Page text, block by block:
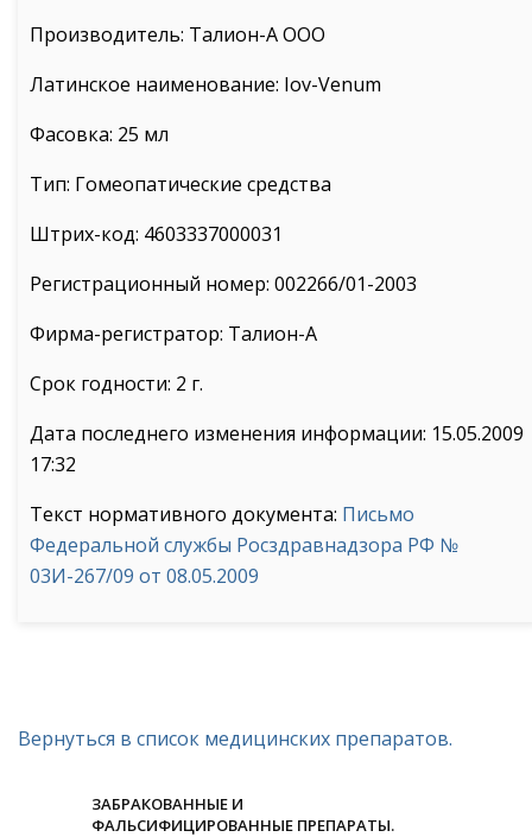
Производитель: Талион-А ООО
Латинское наименование: Iov-Venum
Фасовка: 25 мл
Тип: Гомеопатические средства
Штрих-код: 4603337000031
Регистрационный номер: 002266/01-2003
Фирма-регистратор: Талион-А
Срок годности: 2 г.
Дата последнего изменения информации: 15.05.2009
17:32
Текст нормативного документа: Письмо
Федеральной службы Росздравнадзора РФ №
03И-267/09 от 08.05.2009
Вернуться в список медицинских препаратов.
ЗАБРАКОВАННЫЕ И
ФАЛЬСИФИЦИРОВАННЫЕ ПРЕПАРАТЫ.